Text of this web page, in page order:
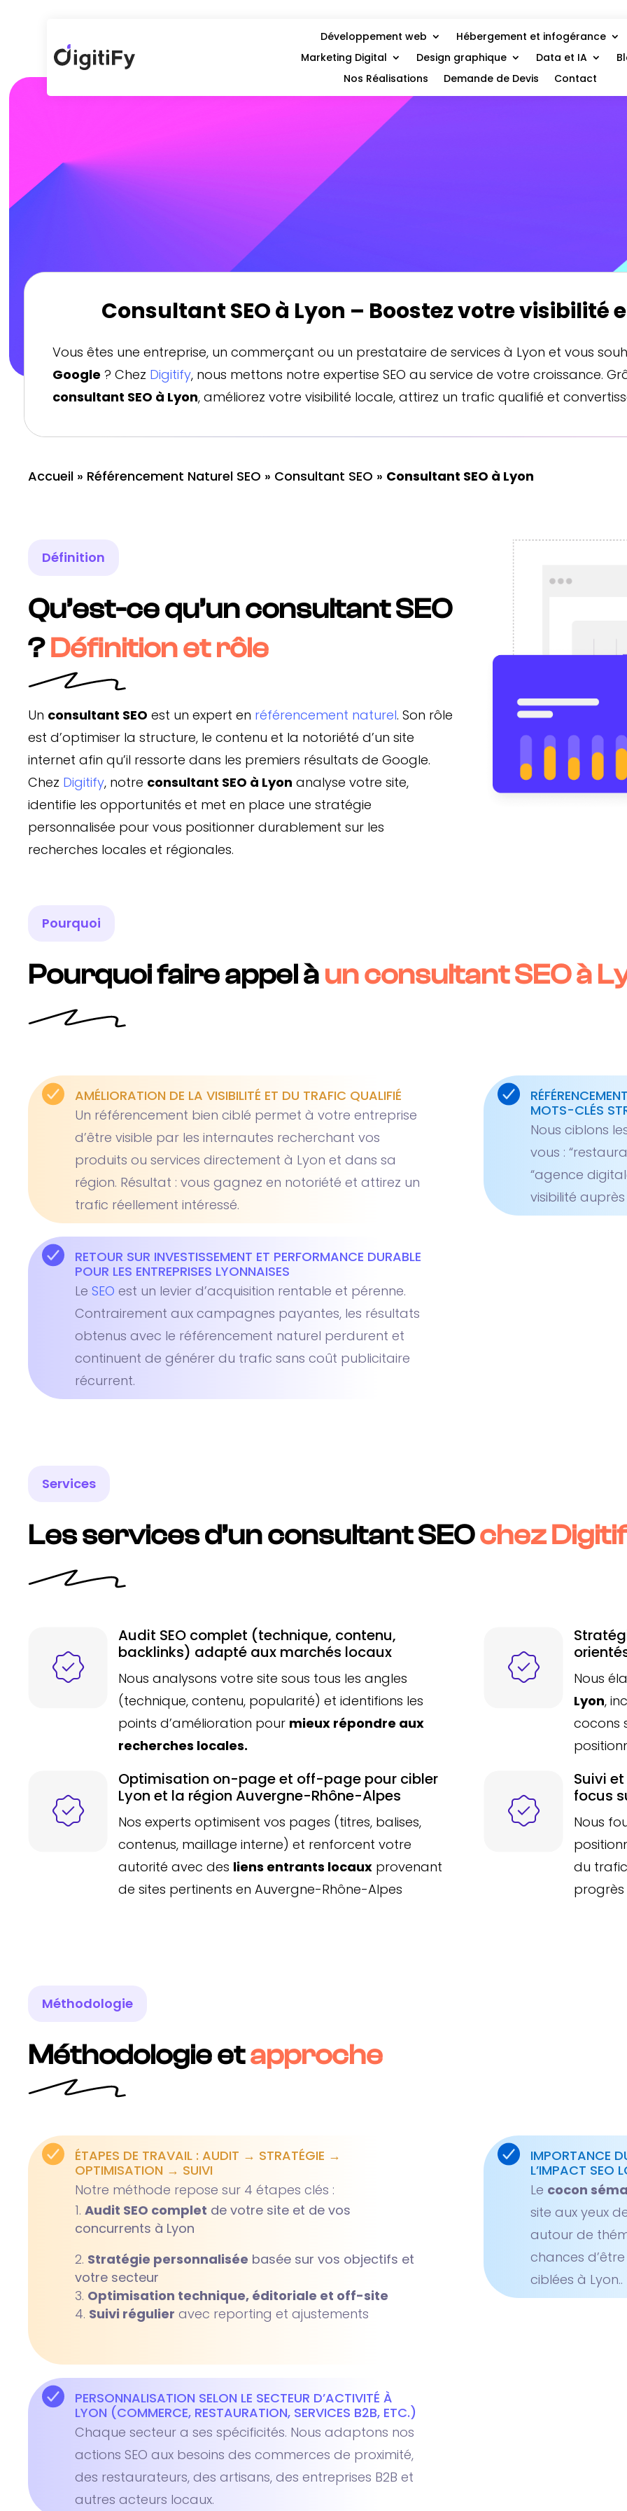
Développement web
Hébergement et infogérance
Marketing Digital
Design graphique Data et IA
Nos Réalisations
Demande de Devis Contact
Consultant SEO à Lyon – Boostez votre visibilité
Vous êtes une entreprise, un commerçant ou un prestataire de services à Lyon et vous
Google ? Chez Digitify, nous mettons notre expertise SEO au service de votre croissance.
consultant SEO à Lyon, améliorez votre visibilité locale, attirez un trafic qualifié et
Accueil » Référencement Naturel SEO » Consultant SEO » Consultant SEO à Lyon
Définition
Qu’est-ce qu’un consultant SEO
?Définition et rôle
Un consultant SEO est un expert en référencement naturel. Son rôle
est d’optimiser la structure, le contenu et la notoriété d’un site
internet afin qu’il ressorte dans les premiers résultats de Google.
Chez Digitify, notre consultant SEO à Lyon analyse votre site,
identifie les opportunités et met en place une stratégie
personnalisée pour vous positionner durablement sur les
recherches locales et régionales.
Pourquoi
Pourquoi faire appel àun consultant SEO à
AMÉLIORATION DE LA VISIBILITÉ ET DU TRAFIC QUALIFIÉ
Un référencement bien ciblé permet à votre entreprise
d’être visible par les internautes recherchant vos
produits ou services directement à Lyon et dans sa
région. Résultat : vous gagnez en notoriété et attirez un
trafic réellement intéressé.
RETOUR SUR INVESTISSEMENT ET PERFORMANCE DURABLE
POUR LES ENTREPRISES LYONNAISES
Le SEO est un levier d’acquisition rentable et pérenne.
Contrairement aux campagnes payantes, les résultats
obtenus avec le référencement naturel perdurent et
continuent de générer du trafic sans coût publicitaire
récurrent.
MOTS-CLÉS
Nous ciblons
vous :
“agence
visibilité
Services
Les services d’un consultant SEOchez
Audit SEO complet (technique, contenu,
backlinks) adapté aux marchés locaux
Nous analysons votre site sous tous les angles
(technique, contenu, popularité) et identifions les
points d’amélioration pour mieux répondre aux
recherches locales.
Optimisation on-page et off-page pour cibler
Lyon et la région Auvergne-Rhône-Alpes
Nos experts optimisent vos pages (titres, balises,
contenus, maillage interne) et renforcent votre
autorité avec des liens entrants locaux provenant
de sites pertinents en Auvergne-Rhône-Alpes
Nous
Lyon,
cocons
Suivi
focus
Nous
du
progrès
Méthodologie
Méthodologie etapproche
ÉTAPES DE TRAVAIL : AUDIT → STRATÉGIE →
OPTIMISATION → SUIVI
Notre méthode repose sur 4 étapes clés :
Audit SEO complet de votre site et de vos
concurrents à Lyon
Stratégie personnalisée basée sur vos objectifs et
votre secteur
Optimisation technique, éditoriale et off-site
Suivi régulier avec reporting et ajustements
PERSONNALISATION SELON LE SECTEUR D’ACTIVITÉ À
LYON (COMMERCE, RESTAURATION, SERVICES B2B, ETC.)
Chaque secteur a ses spécificités. Nous adaptons nos
actions SEO aux besoins des commerces de proximité,
des restaurateurs, des artisans, des entreprises B2B et
autres acteurs locaux.
IMPORTANCE
L’IMPACT SEO
Le cocon
site aux yeux
autour de
chances
ciblées à Lyon..